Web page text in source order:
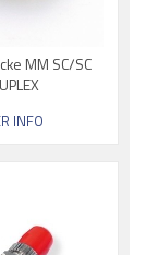
MM SC/SC
INFO